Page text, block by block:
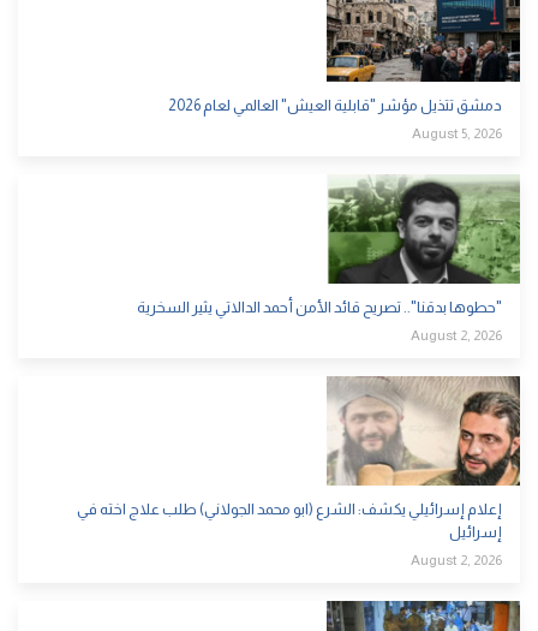
دمشق تتذيل مؤشر "قابلية العيش" العالمي لعام 2026
August 5, 2026
"حطوها بدقنا".. تصريح قائد الأمن أحمد الدالاتي يثير السخرية
August 2, 2026
إعلام إسرائيلي يكشف: الشرع (ابو محمد الجولاني) طلب علاج اخته في
إسرائيل
August 2, 2026